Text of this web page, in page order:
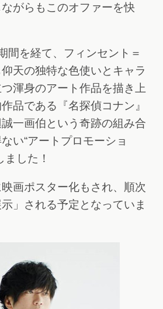
がらもこのオファーを快
間を経て、フィンセント＝
天の独特な色使いとキャラ
渾身のアート作品を描き上
品である『名探偵コナン』
一画伯という奇跡の組み合
い“アートプロモーショ
ました！
画ポスター化もされ、順次
」される予定となっていま